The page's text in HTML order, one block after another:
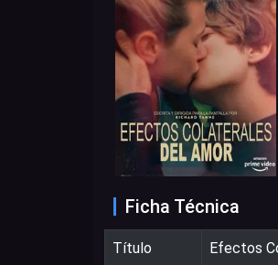
Ficha Técnica
Título Efectos